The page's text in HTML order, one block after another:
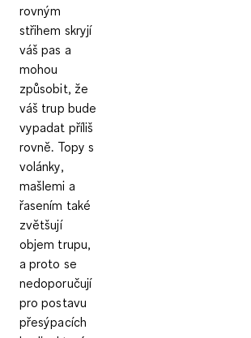
rovným
střihem skryjí
váš pas a
mohou
způsobit, že
váš trup bude
vypadat příliš
rovně. Topy s
volánky,
mašlemi a
řasením také
zvětšují
objem trupu,
a proto se
nedoporučují
pro postavu
přesýpacích